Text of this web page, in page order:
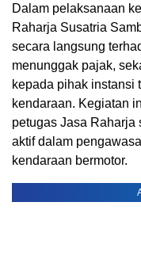
Dalam pelaksanaan
Raharja Susatria
secara langsung
menunggak pajak,
kepada pihak instansi
kendaraan. Kegiatan
petugas Jasa Raharja
aktif dalam
kendaraan bermotor.